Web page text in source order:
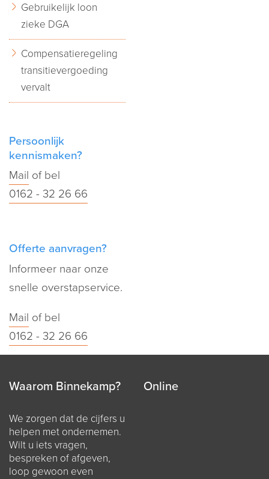
Gebruikelijk loon
zieke DGA
Compensatieregeling
transitievergoeding
vervalt
Persoonlijk
kennismaken?
Mail of bel
0162 - 32 26 66
Offerte aanvragen?
Informeer naar onze
snelle overstapservice.
Mail of bel
0162 - 32 26 66
Waarom Binnekamp?
We zorgen dat de cijfers u
helpen met ondernemen.
Wilt u iets vragen,
bespreken of afgeven,
loop gewoon even
Online